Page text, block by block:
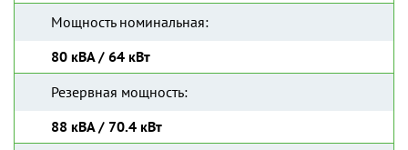
Мощность номинальная:
80 кВА / 64 кВт
Резервная мощность:
88 кВА / 70.4 кВт